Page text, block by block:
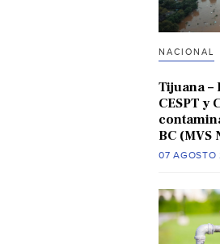
NACIONAL
Tijuana –
CESPT y
BC (MVS
07 AGOSTO